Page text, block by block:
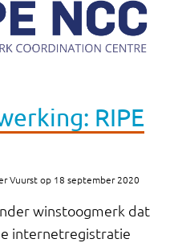
RIPE
Vuurst op 18 september 2020
winstoogmerk dat
internetregistratie